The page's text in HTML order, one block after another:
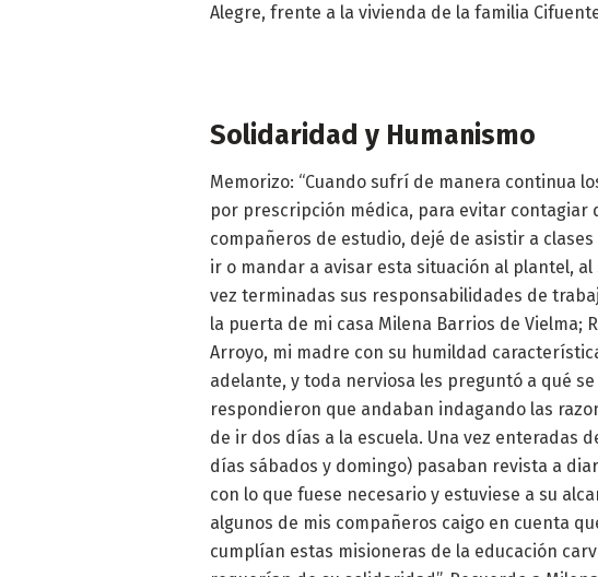
Alegre, frente a la vivienda de la familia
Solidaridad y Humanismo
Memorizo: “Cuando sufrí de manera continua
por prescripción médica, para evitar contagiar
compañeros de estudio, dejé de asistir a
ir o mandar a avisar esta situación al plantel,
vez terminadas sus responsabilidades de
la puerta de mi casa Milena Barrios de Vielma;
Arroyo, mi madre con su humildad
adelante, y toda nerviosa les preguntó a qué
respondieron que andaban indagando las
de ir dos días a la escuela. Una vez enteradas
días sábados y domingo) pasaban revista a
con lo que fuese necesario y estuviese a su
algunos de mis compañeros caigo en cuenta
cumplían estas misioneras de la educación